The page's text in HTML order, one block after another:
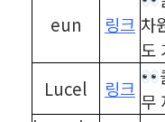
eun 링크 차
도
Lucel
링크
무